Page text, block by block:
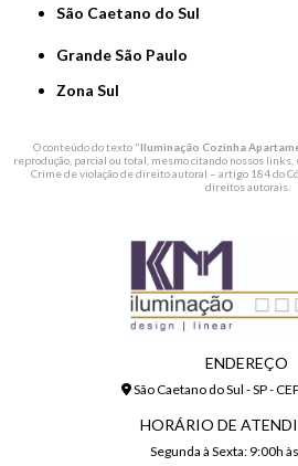
São Caetano do Sul
Grande São Paulo
Zona Sul
O conteúdo do texto "Iluminação Cozinha
reprodução, parcial ou total, mesmo citando nossos links,
Crime de violação de direito autoral – artigo 184 do
direitos autorais.
ENDEREÇO
São Caetano do Sul - SP -
HORÁRIO DE
Segunda à Sexta: 9:00h